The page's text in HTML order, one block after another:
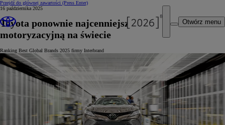
Przejdź do głównej zawartości (Press Enter)
Otwórz menu
16 października 2025
Toyota ponownie najcenniejszą marką
motoryzacyjną na świecie
Ranking Best Global Brands 2025 firmy Interbrand